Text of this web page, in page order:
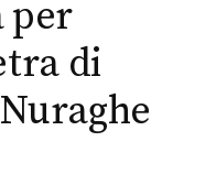
per
di